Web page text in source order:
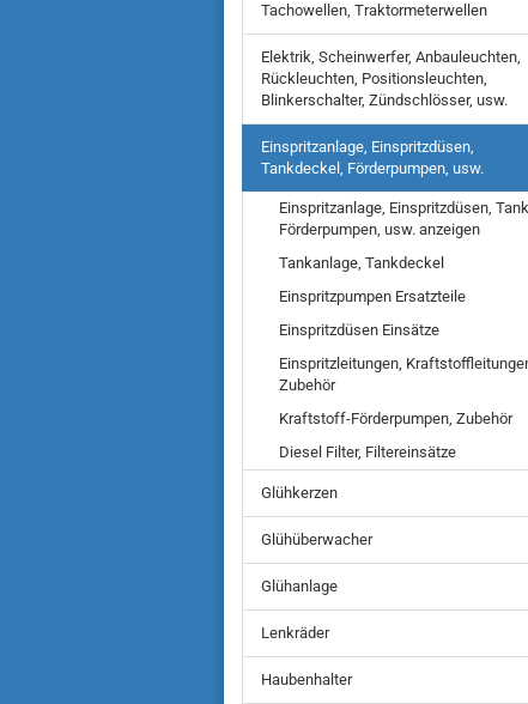
Tachowellen, Traktormeterwellen
Elektrik, Scheinwerfer, Anbauleuchten,
Rückleuchten, Positionsleuchten,
Blinkerschalter, Zündschlösser, usw.
Einspritzanlage, Einspritzdüsen,
Tankdeckel, Förderpumpen, usw.
Einspritzanlage, Einspritzdüsen,
Förderpumpen, usw. anzeigen
Tankanlage, Tankdeckel
Einspritzpumpen Ersatzteile
Einspritzdüsen Einsätze
Einspritzleitungen,
Zubehör
Kraftstoff-Förderpumpen, Zubehör
Diesel Filter, Filtereinsätze
Glühkerzen
Glühüberwacher
Glühanlage
Lenkräder
Haubenhalter